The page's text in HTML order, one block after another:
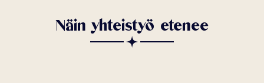
Näin yhteistyö etenee